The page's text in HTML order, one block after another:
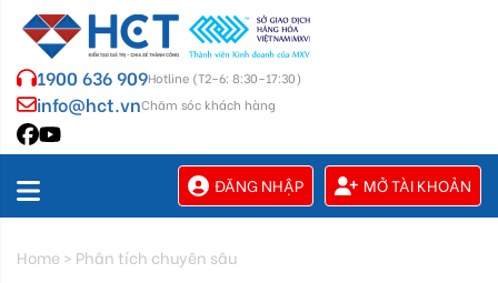
1900 636 909Hotline (T2–6: 8:30–17:30)
info@hct.vnChăm sóc khách hàng
ĐĂNG NHẬP MỞ TÀI KHOẢN
Home > Phân tích chuyên sâu